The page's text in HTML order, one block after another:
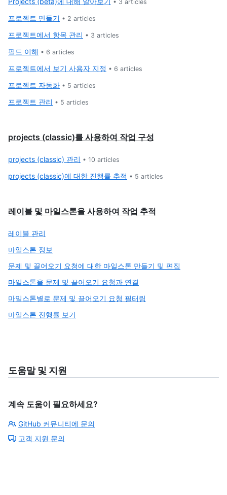
• 3 articles
프로젝트 만들기 • 2 articles
프로젝트에서 항목 관리 • 3 articles
필드 이해 • 6 articles
프로젝트에서 보기 사용자 지정 • 6 articles
프로젝트 자동화 • 5 articles
프로젝트 관리 • 5 articles
projects (classic)를 사용하여 작업 구성
projects (classic) 관리 • 10 articles
projects (classic)에 대한 진행률 추적 • 5 articles
레이블 및 마일스톤을 사용하여 작업 추적
레이블 관리
마일스톤 정보
문제 및 끌어오기 요청에 대한 마일스톤 만들기 및 편집
마일스톤을 문제 및 끌어오기 요청과 연결
마일스톤별로 문제 및 끌어오기 요청 필터링
마일스톤 진행률 보기
도움말 및 지원
계속 도움이 필요하세요?
GitHub 커뮤니티에 문의
고객 지원 문의